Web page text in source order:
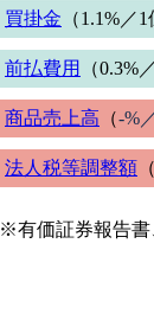
買掛金 （1.1%／
前払費用 （0.3%
商品売上高 （-%
法人税等調整額 （
※有価証券報告書